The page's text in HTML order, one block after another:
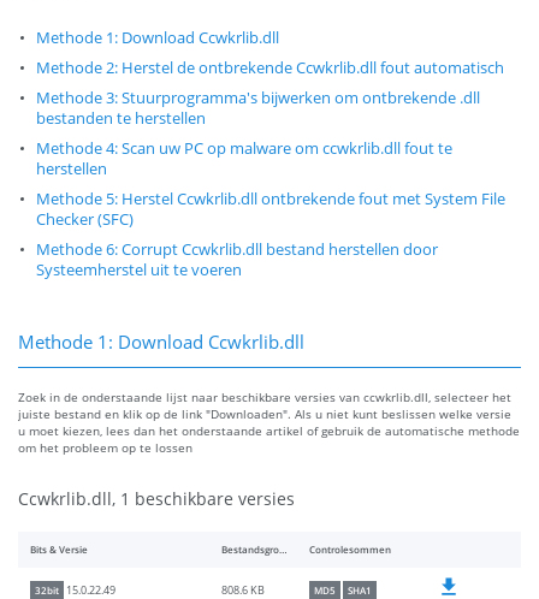
Methode 1: Download Ccwkrlib.dll
Methode 2: Herstel de ontbrekende Ccwkrlib.dll fout automatisch
Methode 3: Stuurprogramma's bijwerken om ontbrekende .dll
bestanden te herstellen
Methode 4: Scan uw PC op malware om ccwkrlib.dll fout te
herstellen
Methode 5: Herstel Ccwkrlib.dll ontbrekende fout met System File
Checker (SFC)
Methode 6: Corrupt Ccwkrlib.dll bestand herstellen door
Systeemherstel uit te voeren
Methode 1: Download Ccwkrlib.dll
Zoek in de onderstaande lijst naar beschikbare versies van ccwkrlib.dll, selecteer het
juiste bestand en klik op de link "Downloaden". Als u niet kunt beslissen welke versie
u moet kiezen, lees dan het onderstaande artikel of gebruik de automatische methode
om het probleem op te lossen
Ccwkrlib.dll, 1 beschikbare versies
Bits & Versie Bestandsgrootte Controlesommen
32bit 15.0.22.49 808.6 KB MD5 SHA1